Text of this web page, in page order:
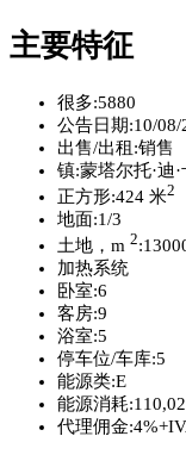
主要特征
很多:5880
公告日期:10/08/
出售/出租:销售
镇:蒙塔尔托·迪
正方形:424 米2
地面:1/3
土地，m 2:
加热系统
卧室:6
客房:9
浴室:5
停车位/车库:5
能源类:E
能源消耗:
代理佣金: